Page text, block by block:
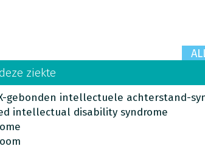
ziekte
gebonden intellectuele achterstand-
intellectual disability syndrome